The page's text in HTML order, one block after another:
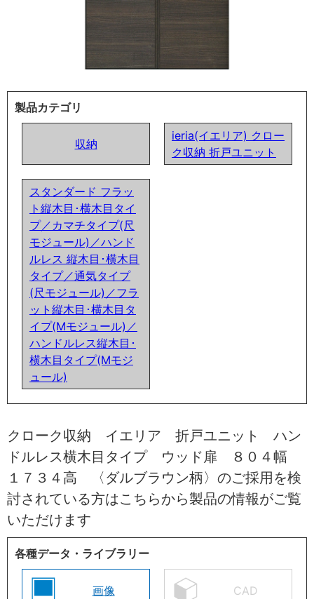
製品カテゴリ
収納
ieria(イエリア) クロー
ク収納 折戸ユニット
スタンダード フラッ
ト縦木目･横木目タイ
プ／カマチタイプ(尺
モジュール)／ハンド
ルレス 縦木目･横木目
タイプ／通気タイプ
(尺モジュール)／フラ
ット縦木目･横木目タ
イプ(Mモジュール)／
ハンドルレス縦木目･
横木目タイプ(Mモジ
ュール)
クローク収納 イエリア 折戸ユニット ハン
ドルレス横木目タイプ ウッド扉 ８０４幅
１７３４高 〈ダルブラウン柄〉のご採用を検
討されている方はこちらから製品の情報がご覧
いただけます
各種データ・ライブラリー
画像 CAD